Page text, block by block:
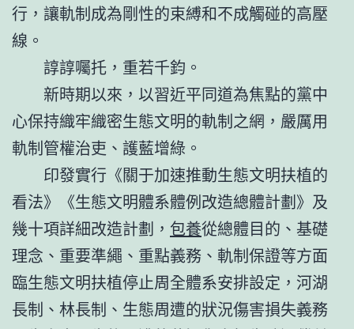
行，讓軌制成為剛性的束縛和不成觸碰的高壓
線。
諄諄囑托，重若千鈞。
新時期以來，以習近平同道為焦點的黨中
心保持織牢織密生態文明的軌制之網，嚴厲用
軌制管權治吏、護藍增綠。
印發實行《關于加速推動生態文明扶植的
看法》《生態文明體系體例改造總體計劃》及
幾十項詳細改造計劃， 包養從總體目的、基礎
理念、重要準繩、重點義務、軌制保證等方面
臨生態文明扶植停止周全體系安排設定，河湖
長制、林長制、生態周遭的狀況傷害損失義務